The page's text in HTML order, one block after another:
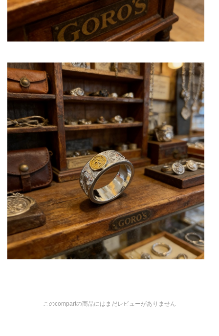
このcompartの商品にはまだレビューがありません